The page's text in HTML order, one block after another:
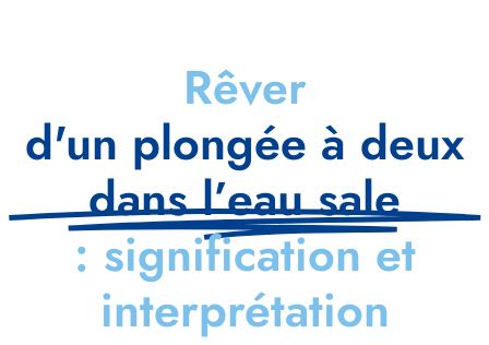
Rêver
d'un plongée à deux
dans l’eau sale
: signification et
interprétation